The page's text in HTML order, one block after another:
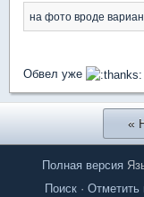
на фото вроде
Обвел уже
«
Полная версия
Поиск· Отметить